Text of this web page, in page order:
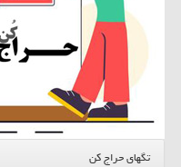
تگهای حراج کن